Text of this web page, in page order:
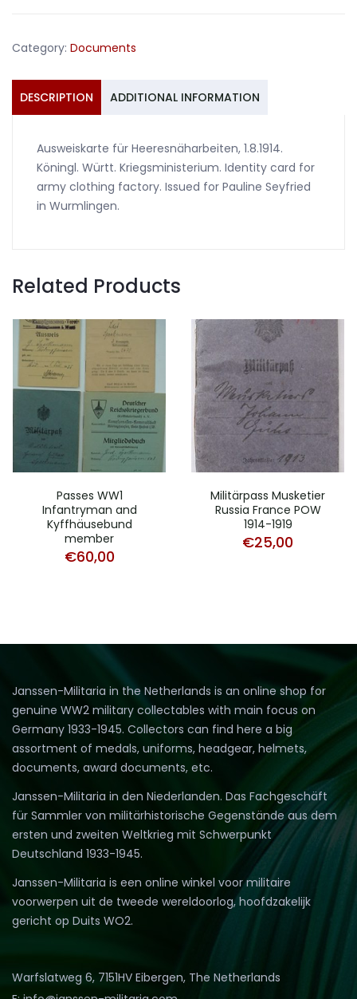
Category: Documents
DESCRIPTION ADDITIONAL INFORMATION
Ausweiskarte für Heeresnäharbeiten, 1.8.1914.
Köningl. Württ. Kriegsministerium. Identity card for
army clothing factory. Issued for Pauline Seyfried
in Wurmlingen.
Related Products
Passes WW1
Infantryman and
Kyffhäusebund
member
€60,00
Militärpass Musketier
Russia France POW
1914-1919
€25,00
Janssen-Militaria in the Netherlands is an online shop for
genuine WW2 military collectables with main focus on
Germany 1933-1945. Collectors can find here a big
assortment of medals, uniforms, headgear, helmets,
documents, award documents, etc.
Janssen-Militaria in den Niederlanden. Das Fachgeschäft
für Sammler von militärhistorische Gegenstände aus dem
ersten und zweiten Weltkrieg mit Schwerpunkt
Deutschland 1933-1945.
Janssen-Militaria is een online winkel voor militaire
voorwerpen uit de tweede wereldoorlog, hoofdzakelijk
gericht op Duits WO2.
Warfslatweg 6, 7151HV Eibergen, The Netherlands